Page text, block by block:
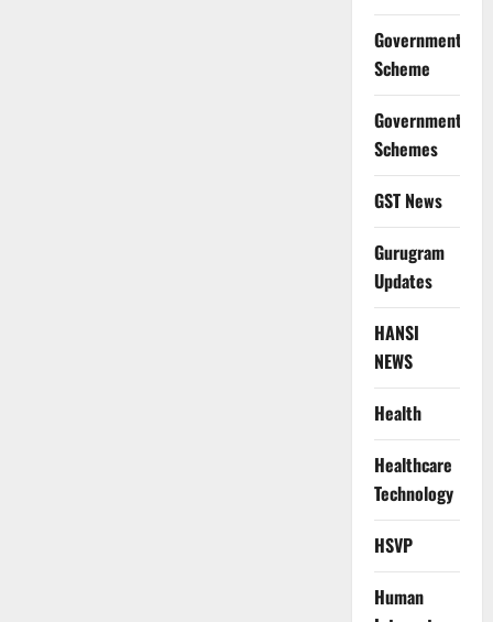
Government
Scheme
Government
Schemes
GST News
Gurugram
Updates
HANSI
NEWS
Health
Healthcare
Technology
HSVP
Human